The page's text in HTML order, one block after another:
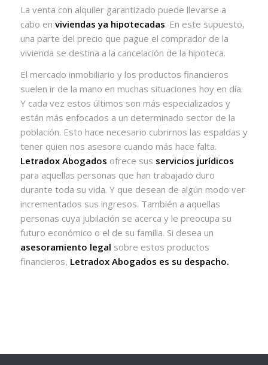
La venta con alquiler garantizado puede llevarse a
cabo en viviendas ya hipotecadas. En este supuesto,
una parte del precio que pague el comprador de la
vivienda se destina a la cancelación de la hipoteca.
El mercado inmobiliario y los productos financieros
suelen ir de la mano en muchas situaciones hoy en día.
Y cada vez estos últimos son más especializados y
están más enfocados a un determinado sector de la
población. Esto hace necesario cubrirnos las espaldas y
tener quien nos asesore cuando más hace falta.
Letradox Abogados ofrece sus servicios jurídicos
para aquellas personas que han trabajado duro
durante toda su vida. Y que desean de algún modo ver
incrementados sus ingresos. También a aquellas
personas cuya jubilación se acerca y le preocupa su
futuro económico o el de su familia. Si desea un
asesoramiento legal sobre estos productos
financieros, Letradox Abogados es su despacho.